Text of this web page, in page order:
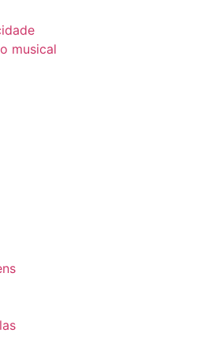
musical